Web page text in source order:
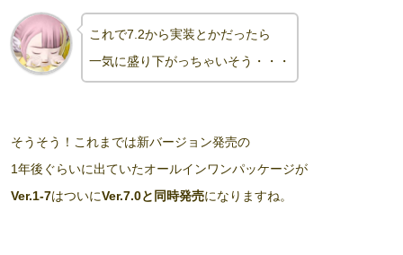
これで7.2から実装とかだったら
一気に盛り下がっちゃいそう・・・
そうそう！これまでは新バージョン発売の
1年後ぐらいに出ていたオールインワンパッケージが
Ver.1-7はついにVer.7.0と同時発売になりますね。